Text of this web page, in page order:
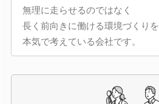
無理に走らせるのではなく
長く前向きに働ける環境づくりを
本気で考えている会社です。